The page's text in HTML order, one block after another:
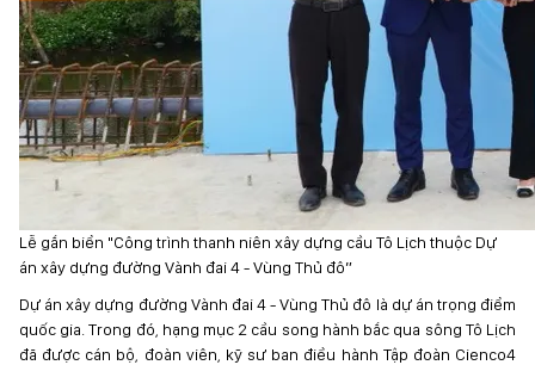
Lễ gắn biển "Công trình thanh niên xây dựng cầu Tô Lịch thuộc Dự
án xây dựng đường Vành đai 4 - Vùng Thủ đô”
Dự án xây dựng đường Vành đai 4 - Vùng Thủ đô là dự án trọng điểm
quốc gia. Trong đó, hạng mục 2 cầu song hành bắc qua sông Tô Lịch
đã được cán bộ, đoàn viên, kỹ sư ban điều hành Tập đoàn Cienco4